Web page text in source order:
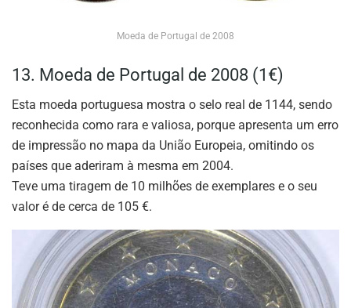
Moeda de Portugal de 2008
13. Moeda de Portugal de 2008 (1€)
Esta moeda portuguesa mostra o selo real de 1144, sendo
reconhecida como rara e valiosa, porque apresenta um erro
de impressão no mapa da União Europeia, omitindo os
países que aderiram à mesma em 2004.
Teve uma tiragem de 10 milhões de exemplares e o seu
valor é de cerca de 105 €.